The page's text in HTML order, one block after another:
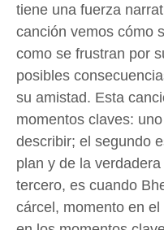
tiene una fuerza
canción vemos cómo
como se frustran por
posibles
su amistad. Esta
momentos claves:
describir; el segundo
plan y de la
tercero, es cuando
cárcel, momento en